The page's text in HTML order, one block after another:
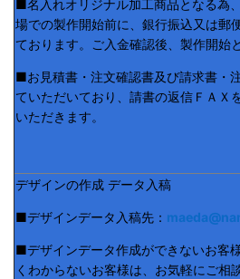
■名入れオリジナル加工商品となる為
場での製作開始前に、銀行振込又は郵
ております。ご入金確認後、製作開始
■お見積書・注文確認書及び請求書・
ていただいており、請書の返信ＦＡＸ
いただきます。
デザインの作成 データ入稿
■デザインデータ入稿先：
■デザインデータ作成ができないお客
くわからないお客様は、お気軽にご相